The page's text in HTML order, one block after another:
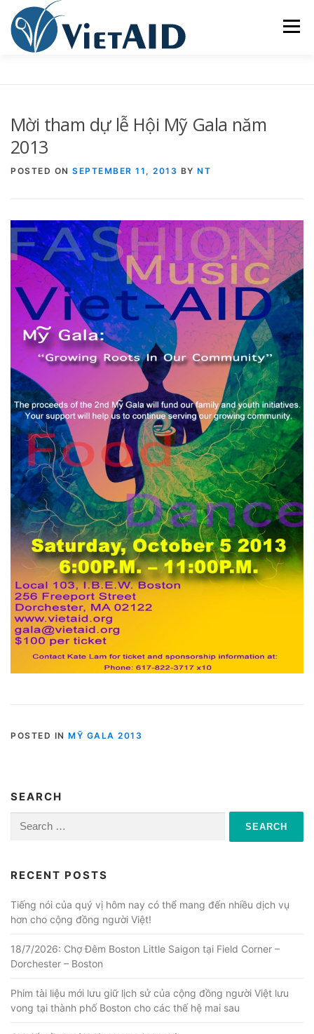
content
Menu
TRUNG TÂM CỘNG ĐỒNG SINH HOẠT
Mời tham dự lễ Hội Mỹ Gala năm
2013
POSTED ON SEPTEMBER 11, 2013 BY NT
POSTED IN MỸ GALA 2013
SEARCH
for:
RECENT POSTS
Tiếng nói của quý vị hôm nay có thể mang đến nhiều dịch vụ
hơn cho cộng đồng người Việt!
18/7/2026: Chợ Đêm Boston Little Saigon tại Field Corner –
Dorchester – Boston
Phim tài liệu mới lưu giữ lịch sử của cộng đồng người Việt lưu
vong tại thành phố Boston cho các thế hệ mai sau